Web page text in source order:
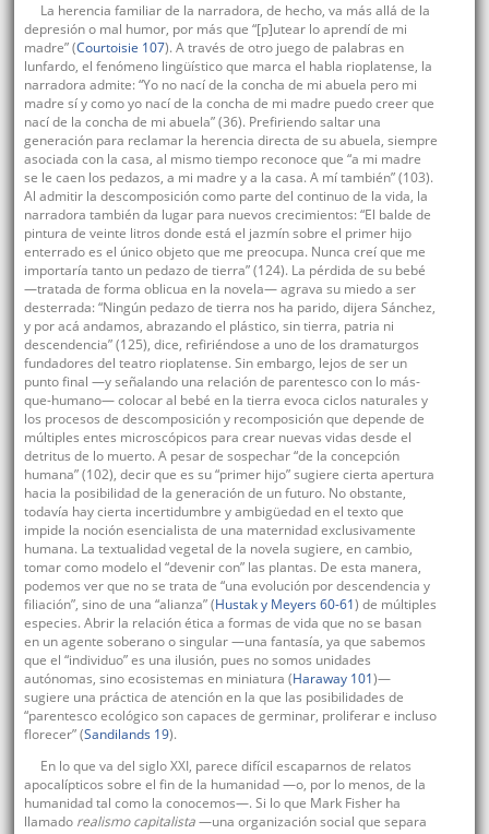
La herencia familiar de la narradora, de hecho, va más allá de la
depresión o mal humor, por más que “[p]utear lo aprendí de mi
madre” (Courtoisie 107). A través de otro juego de palabras en
lunfardo, el fenómeno lingüístico que marca el habla rioplatense, la
narradora admite: “Yo no nací de la concha de mi abuela pero mi
madre sí y como yo nací de la concha de mi madre puedo creer que
nací de la concha de mi abuela” (36). Prefiriendo saltar una
generación para reclamar la herencia directa de su abuela, siempre
asociada con la casa, al mismo tiempo reconoce que “a mi madre
se le caen los pedazos, a mi madre y a la casa. A mí también” (103).
Al admitir la descomposición como parte del continuo de la vida, la
narradora también da lugar para nuevos crecimientos: “El balde de
pintura de veinte litros donde está el jazmín sobre el primer hijo
enterrado es el único objeto que me preocupa. Nunca creí que me
importaría tanto un pedazo de tierra” (124). La pérdida de su bebé
—tratada de forma oblicua en la novela— agrava su miedo a ser
desterrada: “Ningún pedazo de tierra nos ha parido, dijera Sánchez,
y por acá andamos, abrazando el plástico, sin tierra, patria ni
descendencia” (125), dice, refiriéndose a uno de los dramaturgos
fundadores del teatro rioplatense. Sin embargo, lejos de ser un
punto final —y señalando una relación de parentesco con lo más-
que-humano— colocar al bebé en la tierra evoca ciclos naturales y
los procesos de descomposición y recomposición que depende de
múltiples entes microscópicos para crear nuevas vidas desde el
detritus de lo muerto. A pesar de sospechar “de la concepción
humana” (102), decir que es su “primer hijo” sugiere cierta apertura
hacia la posibilidad de la generación de un futuro. No obstante,
todavía hay cierta incertidumbre y ambigüedad en el texto que
impide la noción esencialista de una maternidad exclusivamente
humana. La textualidad vegetal de la novela sugiere, en cambio,
tomar como modelo el “devenir con” las plantas. De esta manera,
podemos ver que no se trata de “una evolución por descendencia y
filiación”, sino de una “alianza” (Hustak y Meyers 60-61) de múltiples
especies. Abrir la relación ética a formas de vida que no se basan
en un agente soberano o singular —una fantasía, ya que sabemos
que el “individuo” es una ilusión, pues no somos unidades
autónomas, sino ecosistemas en miniatura (Haraway 101)—
sugiere una práctica de atención en la que las posibilidades de
“parentesco ecológico son capaces de germinar, proliferar e incluso
florecer” (Sandilands 19).
En lo que va del siglo XXI, parece difícil escaparnos de relatos
apocalípticos sobre el fin de la humanidad —o, por lo menos, de la
humanidad tal como la conocemos—. Si lo que Mark Fisher ha
llamado realismo capitalista—una organización social que separa